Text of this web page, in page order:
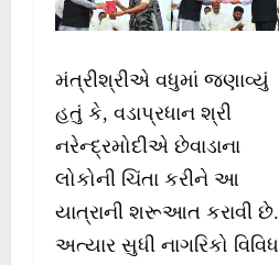
મંત્રીશ્રીએ વધુમાં જણાવ્યું
હતું કે, વડાપ્રધાન શ્રી
નરેન્દ્રમોદીએ છેવાડાના
લોકોની ચિંતા કરીને આ
યાત્રાની શરૂઆત કરાવી છે.
અત્યાર સુધી નાગરિકો વિવિધ